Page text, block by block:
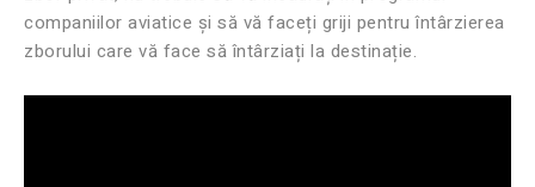
companiilor aviatice și să vă faceți griji pentru întârzierea
zborului care vă face să întârziați la destinație.